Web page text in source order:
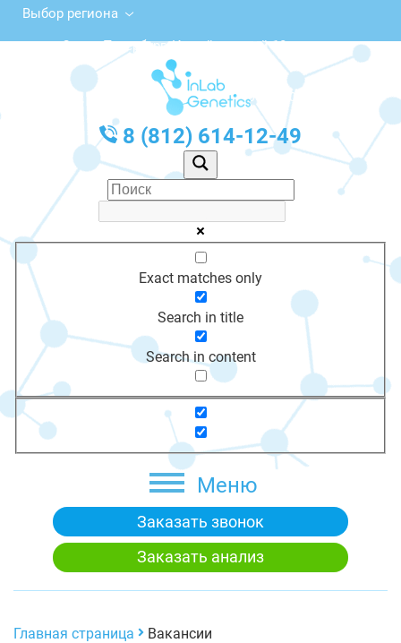
Выбор региона
Санкт-Петербург, Измайловский 18
с 10:00 до 20:00
График работы: Пн-Пт с 10:00 до 20:00
8 (812) 614-12-49
Exact matches only
Search in title
Search in content
Меню
Заказать звонок
Заказать анализ
Главная страница Вакансии